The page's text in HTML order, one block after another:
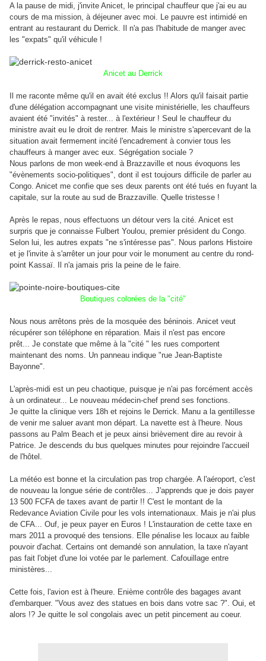
A la pause de midi, j'invite Anicet, le principal chauffeur que j'ai eu au
cours de ma mission, à déjeuner avec moi. Le pauvre est intimidé en
entrant au restaurant du Derrick. Il n'a pas l'habitude de manger avec
les "expats" qu'il véhicule !
Anicet au Derrick
Il me raconte même qu'il en avait été exclus !! Alors qu'il faisait partie
d'une délégation accompagnant une visite ministérielle, les chauffeurs
avaient été "invités" à rester... à l'extérieur ! Seul le chauffeur du
ministre avait eu le droit de rentrer. Mais le ministre s'apercevant de la
situation avait fermement incité l'encadrement à convier tous les
chauffeurs à manger avec eux. Ségrégation sociale ?
Nous parlons de mon week-end à Brazzaville et nous évoquons les
"évènements socio-politiques", dont il est toujours difficile de parler au
Congo. Anicet me confie que ses deux parents ont été tués en fuyant la
capitale, sur la route au sud de Brazzaville. Quelle tristesse !
Après le repas, nous effectuons un détour vers la cité. Anicet est
surpris que je connaisse Fulbert Youlou, premier président du Congo.
Selon lui, les autres expats "ne s'intéresse pas". Nous parlons Histoire
et je l'invite à s'arrêter un jour pour voir le monument au centre du rond-
point Kassaï. Il n'a jamais pris la peine de le faire.
Boutiques colorées de la "cité"
Nous nous arrêtons près de la mosquée des béninois. Anicet veut
récupérer son téléphone en réparation. Mais il n'est pas encore
prêt... Je constate que même à la "cité " les rues comportent
maintenant des noms. Un panneau indique "rue Jean-Baptiste
Bayonne".
L'après-midi est un peu chaotique, puisque je n'ai pas forcément accès
à un ordinateur... Le nouveau médecin-chef prend ses fonctions.
Je quitte la clinique vers 18h et rejoins le Derrick. Manu a la gentillesse
de venir me saluer avant mon départ. La navette est à l'heure. Nous
passons au Palm Beach et je peux ainsi brièvement dire au revoir à
Patrice. Je descends du bus quelques minutes pour rejoindre l'accueil
de l'hôtel.
La météo est bonne et la circulation pas trop chargée. A l'aéroport, c'est
de nouveau la longue série de contrôles... J'apprends que je dois payer
13 500 FCFA de taxes avant de partir !! C'est le montant de la
Redevance Aviation Civile pour les vols internationaux. Mais je n'ai plus
de CFA... Ouf, je peux payer en Euros ! L'instauration de cette taxe en
mars 2011 a provoqué des tensions. Elle pénalise les locaux au faible
pouvoir d'achat. Certains ont demandé son annulation, la taxe n'ayant
pas fait l'objet d'une loi votée par le parlement. Cafouillage entre
ministères...
Cette fois, l'avion est à l'heure. Enième contrôle des bagages avant
d'embarquer. "Vous avez des statues en bois dans votre sac ?". Oui, et
alors !? Je quitte le sol congolais avec un petit pincement au coeur.